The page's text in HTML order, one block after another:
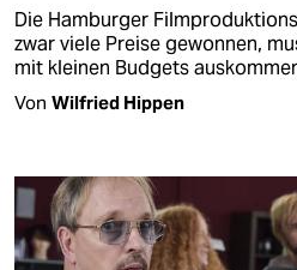
Die Hamburger
zwar viele Preise gewonnen,
mit kleinen Budgets
Von Wilfried Hippen